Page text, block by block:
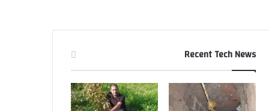
Recent Tech News